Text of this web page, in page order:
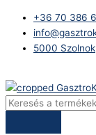
content
+36 70 386
5000
search
Revelation
V-
REVEL-
egy
hőmérsékletű,
ajtó